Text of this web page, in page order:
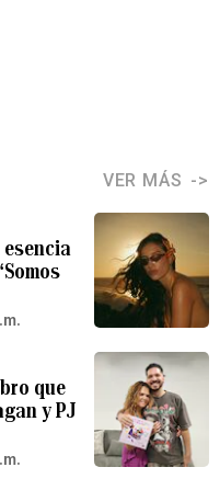
VER MÁS
esencia
que
y PJ